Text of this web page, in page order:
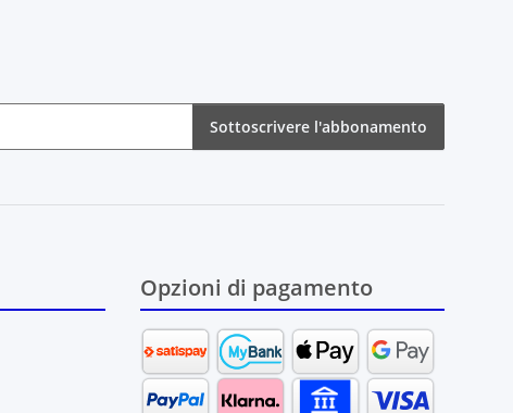
Sottoscrivere l'abbonamento
Opzioni di pagamento